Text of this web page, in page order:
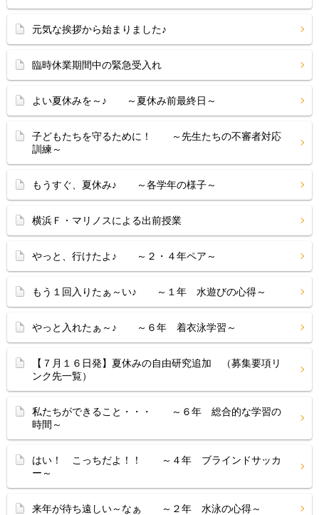
元気な挨拶から始まりました♪
臨時休業期間中の緊急受入れ
よい夏休みを～♪ ～夏休み前最終日～
子どもたちを守るために！ ～先生たちの不審者対応
訓練～
もうすぐ、夏休み♪ ～各学年の様子～
横浜Ｆ・マリノスによる出前授業
やっと、行けたよ♪ ～２・４年ペア～
もう１回入りたぁ～い♪ ～１年 水遊びの心得～
やっと入れたぁ～♪ ～６年 着衣泳学習～
【７月１６日発】夏休みの自由研究追加 （募集要項リ
ンク先一覧）
私たちができること・・・ ～６年 総合的な学習の
時間～
はい！ こっちだよ！！ ～４年 ブラインドサッカ
ー～
来年が待ち遠しい～なぁ ～２年 水泳の心得～